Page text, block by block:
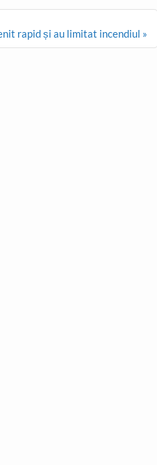
rapid și au limitat incendiul »